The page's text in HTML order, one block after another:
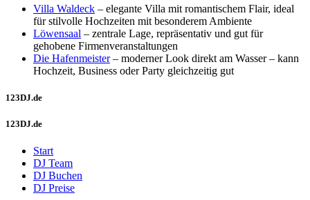
Villa Waldeck – elegante Villa mit romantischem Flair, ideal
für stilvolle Hochzeiten mit besonderem Ambiente
Löwensaal – zentrale Lage, repräsentativ und gut für
gehobene Firmenveranstaltungen
Die Hafenmeister– moderner Look direkt am Wasser – kann
Hochzeit, Business oder Party gleichzeitig gut
123DJ.de
123DJ.de
Start
DJ Team
DJ Buchen
DJ Preise